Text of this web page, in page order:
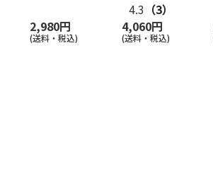
2,980円
(送料・税込)
4.3 （3）
4,060円
(送料・税込)